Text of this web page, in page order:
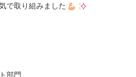
で取り組みました
部門